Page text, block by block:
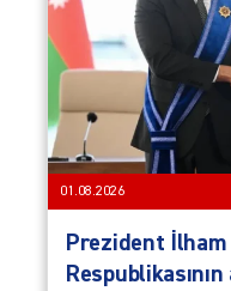
01.08.2026
Prezident İlham